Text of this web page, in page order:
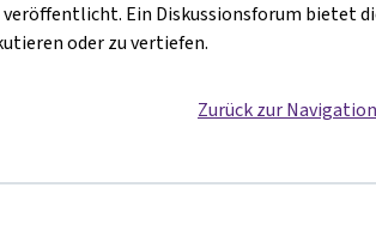
Ein Diskussionsforum bietet
oder zu vertiefen.
Zurück zur Navigation